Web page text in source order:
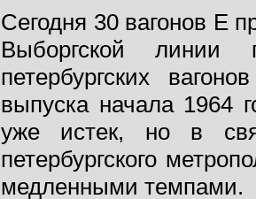
Сегодня 30 вагонов Е
Выборгской линии
петербургских
выпуска начала
уже истек, но в
петербургского
медленными темпами.